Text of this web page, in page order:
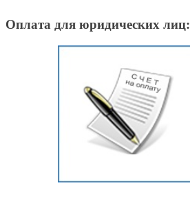
Оплата для юридических лиц: